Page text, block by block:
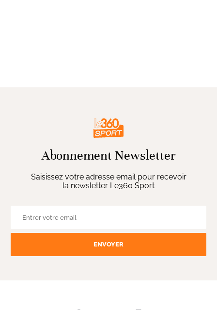
Abonnement Newsletter
Saisissez votre adresse email pour recevoir
la newsletter Le360 Sport
ENVOYER